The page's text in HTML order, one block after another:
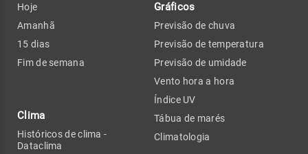
Hoje
Amanhã
15 dias
Fim de semana
Clima
Históricos de clima -
Dataclima
Gráficos
Previsão de chuva
Previsão de temperatura
Previsão de umidade
Vento hora a hora
Índice UV
Tábua de marés
Climatologia